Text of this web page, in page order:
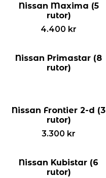
Nissan Maxima (5
rutor)
4.400 kr
Nissan Primastar (8
rutor)
Nissan Frontier 2-d (3
rutor)
3.300 kr
Nissan Kubistar (6
rutor)